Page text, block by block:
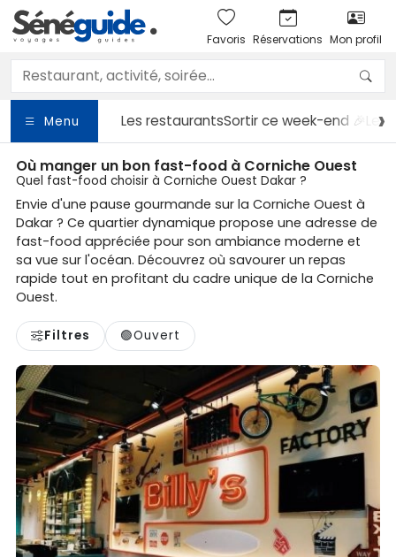
Favoris Réservations Mon profil
Menu Les restaurantsSortirce week-end 🎉
Où manger un bon fast-food à Corniche Ouest
Quel fast-food choisir à Corniche Ouest Dakar ?
Envie d'une pause gourmande sur la Corniche Ouest à
Dakar ? Ce quartier dynamique propose une adresse de
fast-food appréciée pour son ambiance moderne et
sa vue sur l'océan. Découvrez où savourer un repas
rapide tout en profitant du cadre unique de la Corniche
Ouest.
Filtres 🟢Ouvert